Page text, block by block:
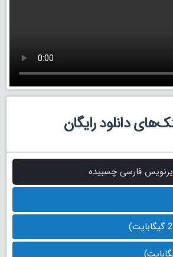
دانلود رایگان
فارسی چسبیده